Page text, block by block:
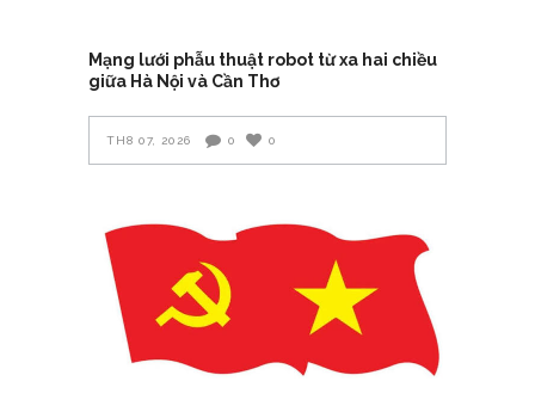
Mạng lưới phẫu thuật robot từ xa hai chiều
giữa Hà Nội và Cần Thơ
TH8 07, 2026 0 0